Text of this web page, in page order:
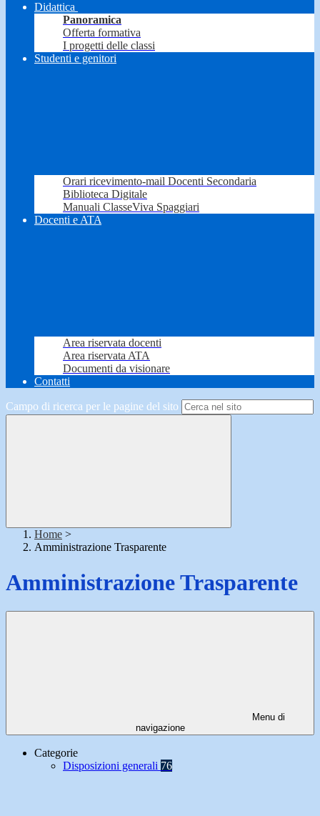
Didattica
Panoramica
Offerta formativa
I progetti delle classi
Studenti e genitori
Orari ricevimento-mail Docenti Secondaria
Biblioteca Digitale
Manuali ClasseViva Spaggiari
Docenti e ATA
Area riservata docenti
Area riservata ATA
Documenti da visionare
Contatti
Campo di ricerca per le pagine del sito
Home >
Amministrazione Trasparente
Amministrazione Trasparente
Menu di
navigazione
Categorie
Disposizioni generali 76